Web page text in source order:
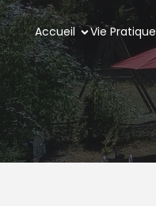
Accueil Vie Pratique